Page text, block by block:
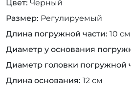
Цвет Черный
Размер Регулируемый
Длина погружной части 10 см
Диаметр у основания
Диаметр головки погружной
Длина основания 12 см